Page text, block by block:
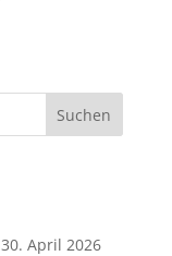
30. April 2026